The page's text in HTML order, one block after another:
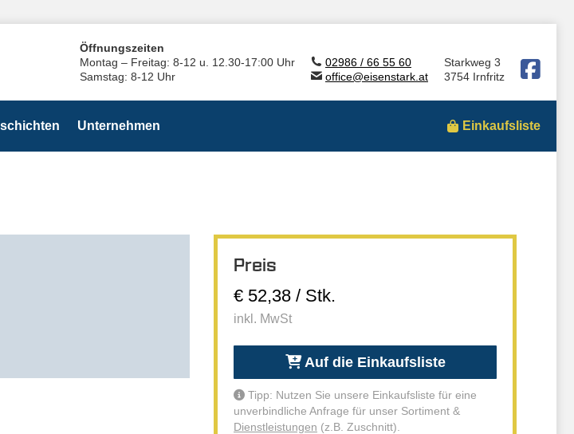
Öffnungszeiten
Montag – Freitag: 8-12 u. 12.30-17:00 Uhr
Samstag: 8-12 Uhr
02986 / 66 55 60
office@eisenstark.at
Starkweg 3
3754 Irnfritz
Unternehmen Einkaufsliste
Preis
€ 52,38 / Stk.
inkl. MwSt
Auf die Einkaufsliste
Tipp: Nutzen Sie unsere Einkaufsliste für eine
unverbindliche Anfrage für unser Sortiment &
Dienstleistungen (z.B. Zuschnitt).